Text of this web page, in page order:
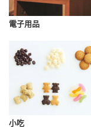
電子用品
小吃